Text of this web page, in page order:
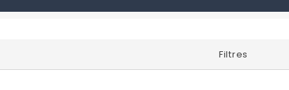
Filtres